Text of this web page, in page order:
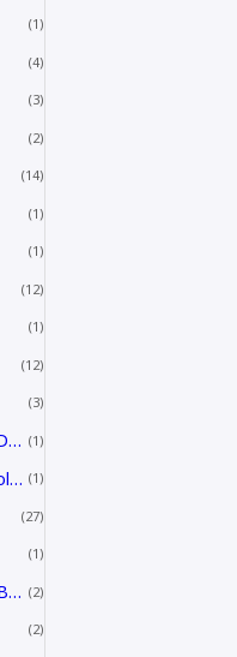
1
4
3
2
14
1
1
12
1
12
3
Pemutakhiran Data EMIS 1
pendidikan sekolah 1
27
1
Permen Juknis BOSP 2
2